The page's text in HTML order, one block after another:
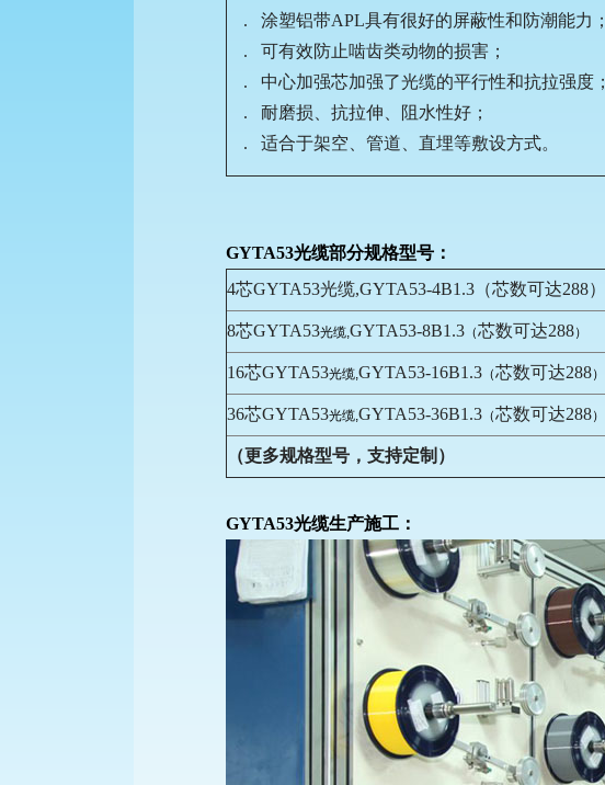
. 涂塑铝带APL具有很好的屏蔽性和防潮能力；
. 可有效防止啮齿类动物的损害；
. 中心加强芯加强了光缆的平行性和抗拉强度；
. 耐磨损、抗拉伸、阻水性好；
. 适合于架空、管道、直埋等敷设方式。
GYTA53光缆部分规格型号：
4芯GYTA53光缆,GYTA53-4B1.3（芯数可达288）
8芯GYTA53光缆,GYTA53-8B1.3 （芯数可达288）
16芯GYTA53光缆,GYTA53-16B1.3 （芯数可达288）
36芯GYTA53光缆,GYTA53-36B1.3 （芯数可达288）
（更多规格型号，支持定制）
GYTA53光缆生产施工：